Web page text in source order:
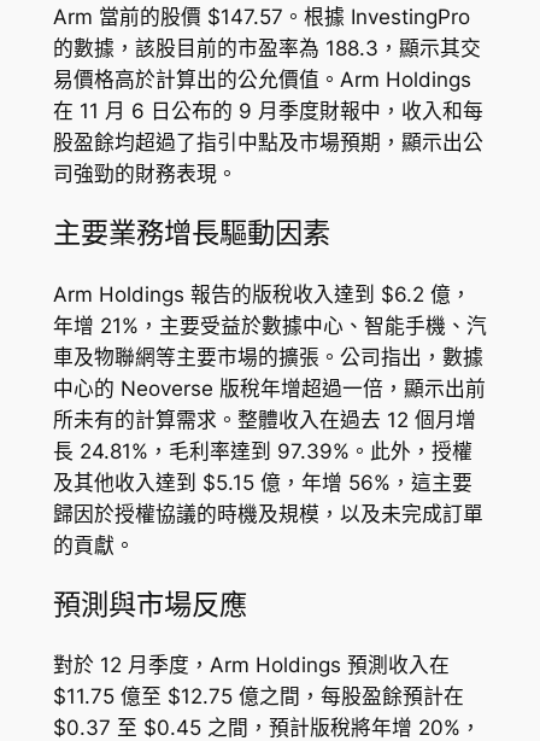
Arm 當前的股價 $147.57。根據 InvestingPro
的數據，該股目前的市盈率為 188.3，顯示其交
易價格高於計算出的公允價值。Arm Holdings
在 11 月 6 日公布的 9 月季度財報中，收入和每
股盈餘均超過了指引中點及市場預期，顯示出公
司強勁的財務表現。
主要業務增長驅動因素
Arm Holdings 報告的版稅收入達到 $6.2 億，
年增 21%，主要受益於數據中心、智能手機、汽
車及物聯網等主要市場的擴張。公司指出，數據
中心的 Neoverse 版稅年增超過一倍，顯示出前
所未有的計算需求。整體收入在過去 12 個月增
長 24.81%，毛利率達到 97.39%。此外，授權
及其他收入達到 $5.15 億，年增 56%，這主要
歸因於授權協議的時機及規模，以及未完成訂單
的貢獻。
預測與市場反應
對於 12 月季度，Arm Holdings 預測收入在
$11.75 億至 $12.75 億之間，每股盈餘預計在
$0.37 至 $0.45 之間，預計版稅將年增 20%，